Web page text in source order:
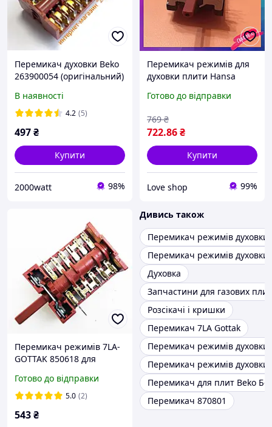
Перемикач духовки Beko
263900054 (оригінальний)
В наявності
4.2 (5)
497₴
Купити
2000watt 98%
Перемикач режимів для
духовки плити Hansa
Готово до відправки
722.86₴
769 ₴
Купити
Love shop 99%
Перемикач режимів 7LA-
GOTTAK 850618 для
Готово до відправки
5.0 (2)
543₴
Дивись також
Перемикач режимів духовки
Перемикач режимів духовки
Духовка
Запчастини для газових плит
Розсікачі і кришки
Перемикач 7LA Gottak
Перемикач режимів духовки
Перемикач режимів духовки
Перемикач для плит Beko
Перемикач 870801